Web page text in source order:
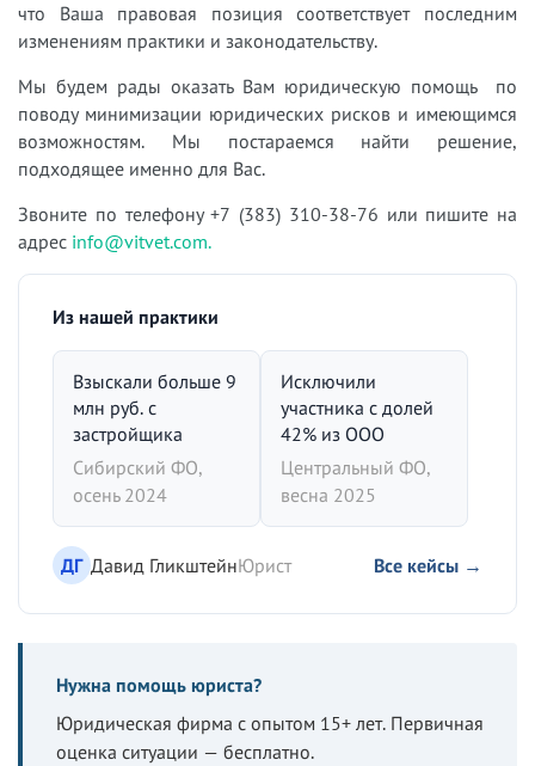
что Ваша правовая позиция соответствует последним
изменениям практики и законодательству.
Мы будем рады оказать Вам юридическую помощь по
поводу минимизации юридических рисков и имеющимся
возможностям. Мы постараемся найти решение,
подходящее именно для Вас.
Звоните по телефону +7 (383) 310-38-76 или пишите на
адрес info@vitvet.com.
Из нашей практики
Взыскали больше 9
млн руб. с
застройщика
Сибирский ФО,
осень 2024
Исключили
участника с долей
42% из ООО
Центральный ФО,
весна 2025
ДГ Давид ГликштейнЮрист Все кейсы →
Нужна помощь юриста?
Юридическая фирма с опытом 15+ лет. Первичная
оценка ситуации — бесплатно.